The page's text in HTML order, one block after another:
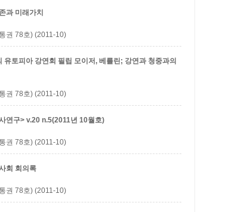
과 미래가치
권 78호) (2011-10)
유토피아 강연회 필립 모이저, 베를린; 강연과 청중과의
권 78호) (2011-10)
연구> v.20 n.5(2011년 10월호)
권 78호) (2011-10)
회 회의록
권 78호) (2011-10)